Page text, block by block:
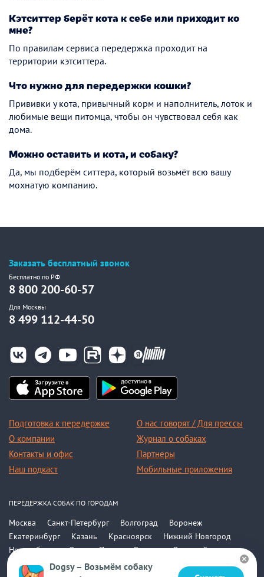
Dogsy – Возьмём собаку
Кэтситтер берёт кота к себе или приходит ко
мне?
По правилам сервиса передержка проходит на
территории кэтситтера.
Что нужно для передержки кошки?
Прививки у кота, привычный корм и наполнитель, лоток и
любимые вещи питомца, чтобы он чувствовал себя как
дома.
Можно оставить и кота, и собаку?
Да, мы подберём ситтера, который возьмёт всю вашу
мохнатую компанию.
Заказать бесплатный звонок
Бесплатно по РФ
8 800 200-60-57
Для Москвы
8 499 112-44-50
Подготовка к передержке
О компании
Контакты и офис
Наш подкаст
О нас говорят / Для прессы
Журнал о собаках
Партнеры
Мобильные приложения
ПЕРЕДЕРЖКА СОБАК ПО ГОРОДАМ
Москва Санкт-Петербург Волгоград
Воронеж
Екатеринбург
Казань Красноярск
Нижний Новгород
Новосибирск
Омск Пермь Ростов-на-Дону
Самара
Саратов
Уфа Челябинск Все города